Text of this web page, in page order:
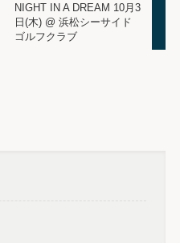
NIGHT IN A DREAM 10月3
日(木) @ 浜松シーサイド
ゴルフクラブ